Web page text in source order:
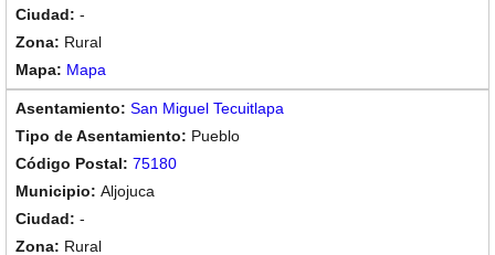
-
Rural
Mapa
San Miguel Tecuitlapa
Pueblo
75180
Aljojuca
-
Rural